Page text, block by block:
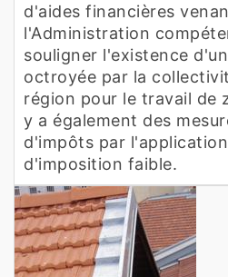
d'aides financières
l'Administration
souligner l'existence
octroyée par la
région pour le travail de
y a également des
d'impôts par
d'imposition faible.